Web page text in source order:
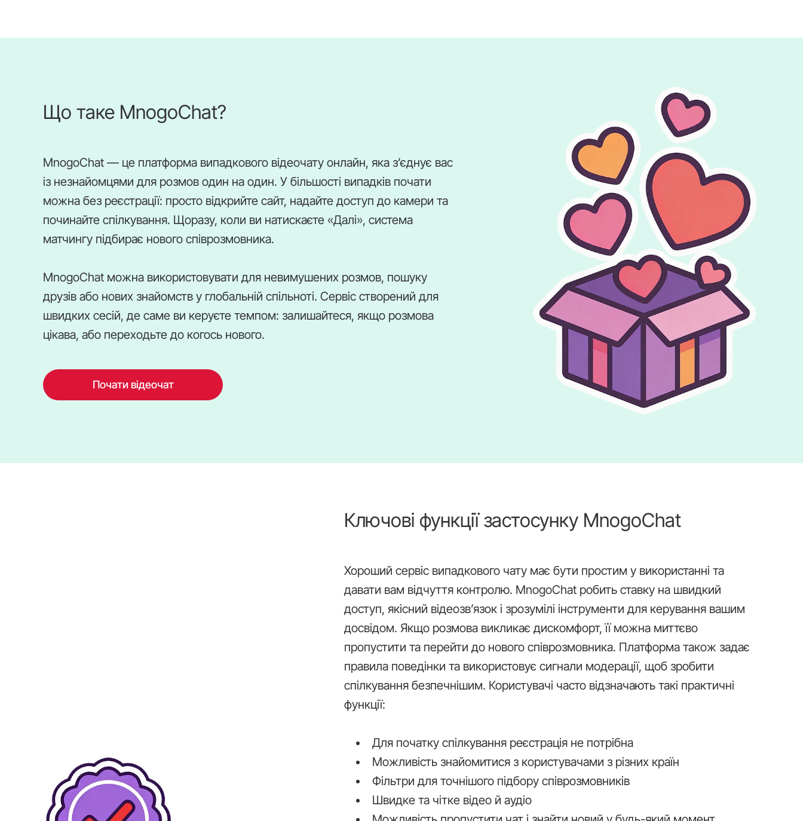
Що таке MnogoChat?
MnogoChat — це платформа випадкового відеочату онлайн, яка з’єднує вас
із незнайомцями для розмов один на один. У більшості випадків почати
можна без реєстрації: просто відкрийте сайт, надайте доступ до камери та
починайте спілкування. Щоразу, коли ви натискаєте «Далі», система
матчингу підбирає нового співрозмовника.
MnogoChat можна використовувати для невимушених розмов, пошуку
друзів або нових знайомств у глобальній спільноті. Сервіс створений для
швидких сесій, де саме ви керуєте темпом: залишайтеся, якщо розмова
цікава, або переходьте до когось нового.
Почати відеочат
Ключові функції застосунку MnogoChat
Хороший сервіс випадкового чату має бути простим у використанні та
давати вам відчуття контролю. MnogoChat робить ставку на швидкий
доступ, якісний відеозв’язок і зрозумілі інструменти для керування вашим
досвідом. Якщо розмова викликає дискомфорт, її можна миттєво
пропустити та перейти до нового співрозмовника. Платформа також задає
правила поведінки та використовує сигнали модерації, щоб зробити
спілкування безпечнішим. Користувачі часто відзначають такі практичні
функції:
Для початку спілкування реєстрація не потрібна
Можливість знайомитися з користувачами з різних країн
Фільтри для точнішого підбору співрозмовників
Швидке та чітке відео й аудіо